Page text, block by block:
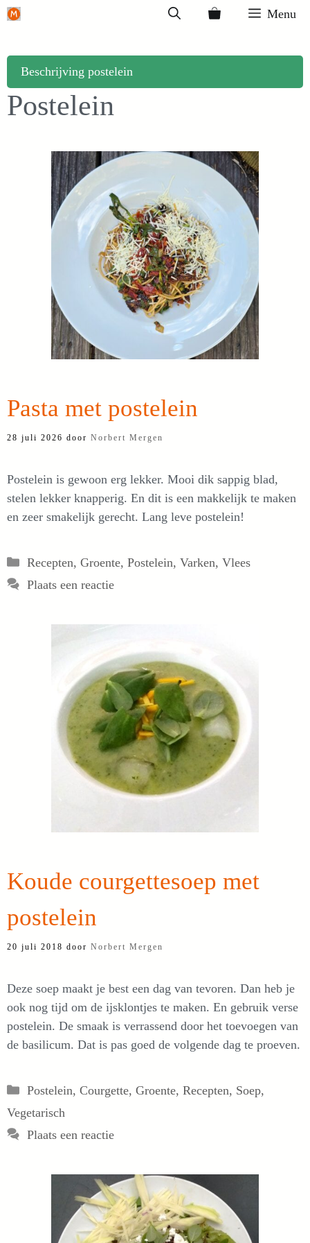
Ga
inhoud
Menu
Beschrijving postelein
Postelein
Pasta met postelein
28 juli 2026 door Norbert Mergen
Postelein is gewoon erg lekker. Mooi dik sappig blad,
stelen lekker knapperig. En dit is een makkelijk te maken
en zeer smakelijk gerecht. Lang leve postelein!
Categorieën
Recepten, Groente, Postelein, Varken, Vlees
Plaats een reactie
Koude courgettesoep met
postelein
20 juli 2018 door Norbert Mergen
Deze soep maakt je best een dag van tevoren. Dan heb je
ook nog tijd om de ijsklontjes te maken. En gebruik verse
postelein. De smaak is verrassend door het toevoegen van
de basilicum. Dat is pas goed de volgende dag te proeven.
Categorieën
Postelein, Courgette, Groente, Recepten, Soep,
Vegetarisch
Plaats een reactie